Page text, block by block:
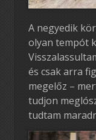
A negyedik
olyan tempót
és csak arra
megelőz –
tudjon
tudtam